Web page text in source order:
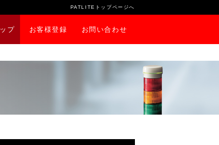
PATLITEトップページへ
プ お客様登録 お問い合わせ